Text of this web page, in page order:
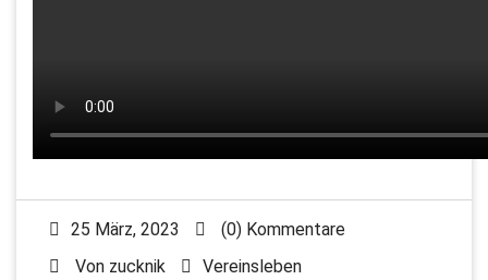
25 März, 2023
(0) Kommentare
Von zucknik Vereinsleben